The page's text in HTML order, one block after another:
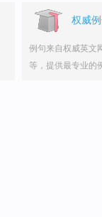
权威
例句来自权威英文
等，提供最专业的